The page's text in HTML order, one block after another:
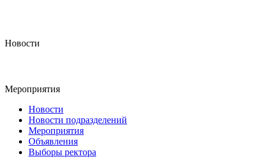
Новости
Мероприятия
Новости
Новости подразделений
Мероприятия
Объявления
Выборы ректора